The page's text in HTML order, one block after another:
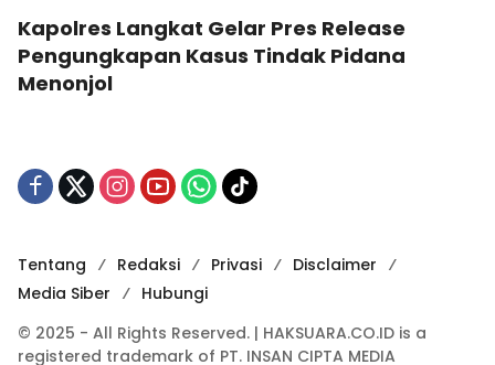
Kapolres Langkat Gelar Pres Release
Pengungkapan Kasus Tindak Pidana
Menonjol
Tentang Redaksi Privasi
Disclaimer
Media Siber
Hubungi
© 2025 - All Rights Reserved. | HAKSUARA.CO.ID is a
registered trademark of PT. INSAN CIPTA MEDIA